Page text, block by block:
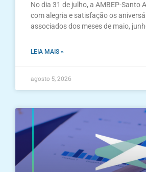
No dia 31 de julho, a AMBEP-Santo
com alegria e satisfação os
associados dos meses de maio,
LEIA MAIS »
agosto 5, 2026